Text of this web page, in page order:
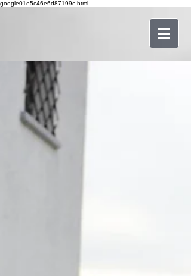
google01e5c46e6d87199c.html